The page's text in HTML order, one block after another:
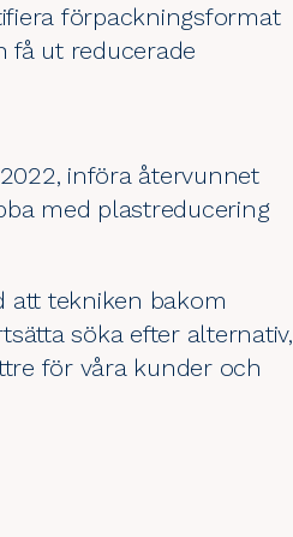
förpackningsformat
få ut reducerade
införa återvunnet
med plastreducering
att tekniken bakom
söka efter alternativ,
för våra kunder och